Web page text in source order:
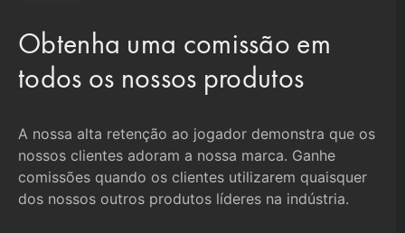
Obtenha uma comissão em
todos os nossos produtos
A nossa alta retenção ao jogador demonstra que os
nossos clientes adoram a nossa marca. Ganhe
comissões quando os clientes utilizarem quaisquer
dos nossos outros produtos líderes na indústria.